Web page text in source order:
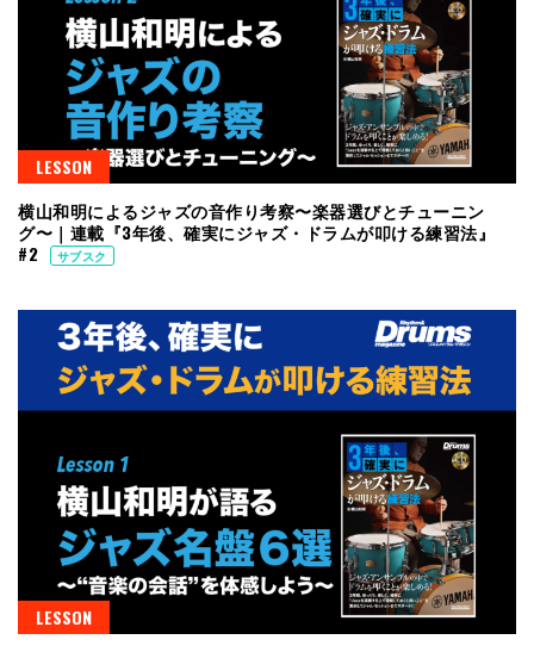
LESSON
横山和明によるジャズの音作り考察〜楽器選びとチューニン
グ〜｜連載『3年後、確実にジャズ・ドラムが叩ける練習法』
#2
サブスク
LESSON